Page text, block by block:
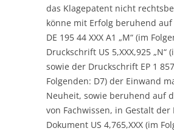
das Klagepatent nicht
könne mit Erfolg beruhend
DE 195 44 XXX A1 „M“ (im
Druckschrift US 5,XXX,925 „N“
sowie der Druckschrift EP 1 857
Folgenden: D7) der Einwand
Neuheit, sowie beruhend auf
von Fachwissen, in Gestalt der
Dokument US 4,765,XXX (im